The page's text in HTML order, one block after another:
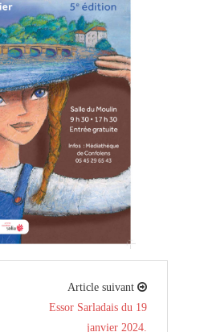
Article suivant
Essor Sarladais du 19
janvier 2024.